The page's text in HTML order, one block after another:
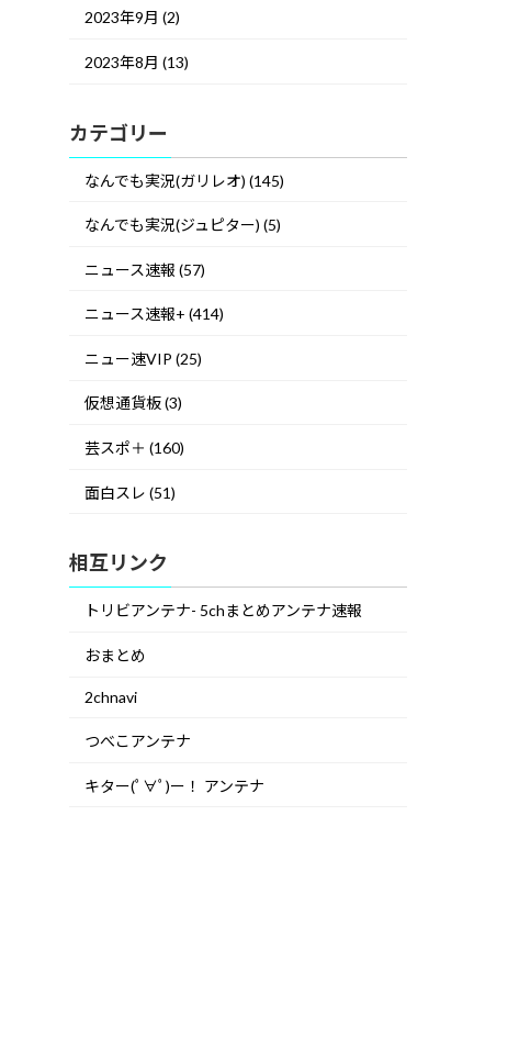
2023年9月 (2)
2023年8月 (13)
カテゴリー
なんでも実況(ガリレオ) (145)
なんでも実況(ジュピター) (5)
ニュース速報 (57)
ニュース速報+ (414)
ニュー速VIP (25)
仮想通貨板 (3)
芸スポ＋ (160)
面白スレ (51)
相互リンク
トリビアンテナ- 5chまとめアンテナ速報
おまとめ
2chnavi
つべこアンテナ
キター(ﾟ∀ﾟ)ー！ アンテナ